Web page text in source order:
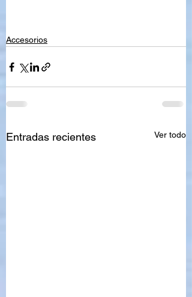
Accesorios
Entradas recientes Ver todo